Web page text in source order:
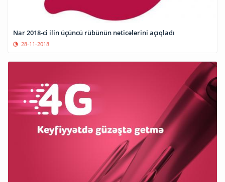
Nar 2018-ci ilin üçüncü rübünün nəticələrini açıqladı
28-11-2018